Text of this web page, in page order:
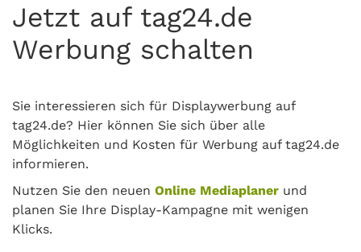
Jetzt auf tag24.de
Werbung schalten
Sie interessieren sich für Displaywerbung auf
tag24.de? Hier können Sie sich über alle
Möglichkeiten und Kosten für Werbung auf tag24.de
informieren.
Nutzen Sie den neuen Online Mediaplaner und
planen Sie Ihre Display-Kampagne mit wenigen
Klicks.